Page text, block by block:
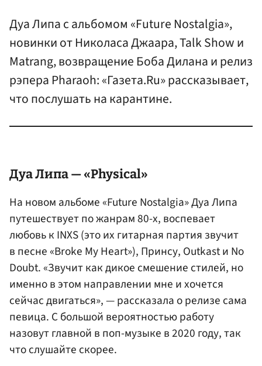
Дуа Липа с альбомом «Future Nostalgia»,
новинки от Николаса Джаара, Talk Show и
Matrang, возвращение Боба Дилана и релиз
рэпера Pharaoh: «Газета.Ru» рассказывает,
что послушать на карантине.
Дуа Липа — «Physical»
На новом альбоме «Future Nostalgia» Дуа Липа
путешествует по жанрам 80-х, воспевает
любовь к INXS (это их гитарная партия звучит
в песне «Broke My Heart»), Принсу, Outkast и No
Doubt. «Звучит как дикое смешение стилей, но
именно в этом направлении мне и хочется
сейчас двигаться», — рассказала о релизе сама
певица. С большой вероятностью работу
назовут главной в поп-музыке в 2020 году, так
что слушайте скорее.